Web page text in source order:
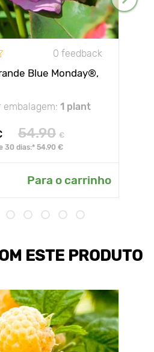
0 feedback
Blue Monday®,
embalagem: 1 plant
54.90 €
30 dias:* 54.90 €
Para o carrinho
ESTE PRODUTO